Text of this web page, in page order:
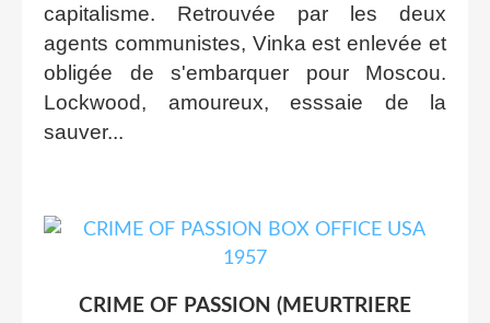
capitalisme. Retrouvée par les deux
agents communistes, Vinka est enlevée et
obligée de s'embarquer pour Moscou.
Lockwood, amoureux, esssaie de la
sauver...
CRIME OF PASSION (MEURTRIERE